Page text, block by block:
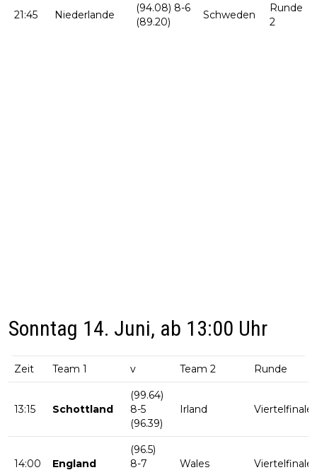
21:45 Niederlande
(94.08) 8-6
(89.20)
Schweden
Runde
2
Sonntag 14. Juni, ab 13:00 Uhr
Zeit Team 1 v Team 2 Runde
13:15 Schottland
(99.64)
8-5
(96.39)
Irland Viertelfinale
14:00 England
(96.5)
8-7
Wales Viertelfinale